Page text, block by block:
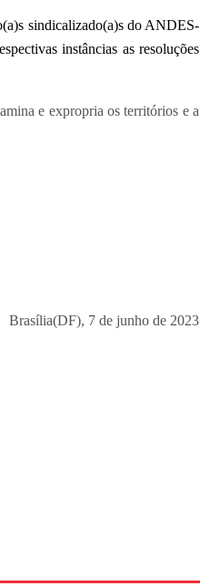
sindicalizado(a)s do ANDES-
instâncias as resoluções
e expropria os territórios e a
Brasília(DF), 7 de junho de 2023